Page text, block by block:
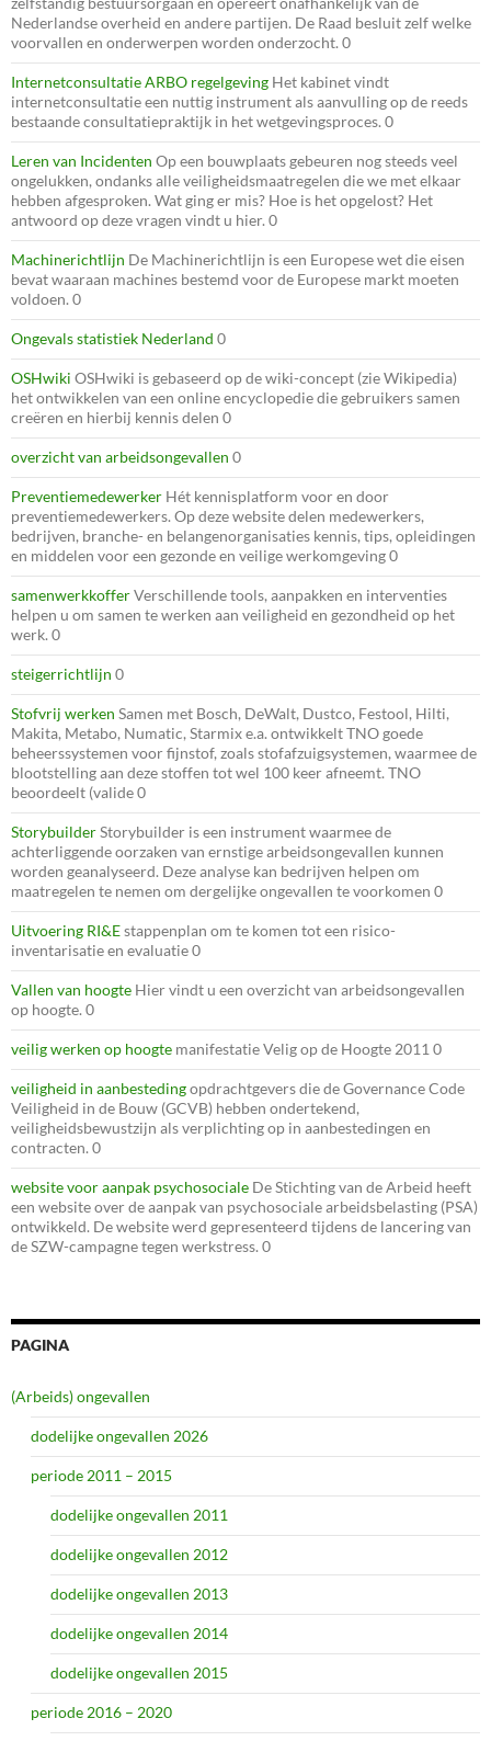
Nederlandse overheid en andere partijen. De Raad besluit zelf welke
voorvallen en onderwerpen worden onderzocht. 0
Internetconsultatie ARBO regelgeving Het kabinet vindt
internetconsultatie een nuttig instrument als aanvulling op de reeds
bestaande consultatiepraktijk in het wetgevingsproces. 0
Leren van Incidenten Op een bouwplaats gebeuren nog steeds veel
ongelukken, ondanks alle veiligheidsmaatregelen die we met elkaar
hebben afgesproken. Wat ging er mis? Hoe is het opgelost? Het
antwoord op deze vragen vindt u hier. 0
Machinerichtlijn De Machinerichtlijn is een Europese wet die eisen
bevat waaraan machines bestemd voor de Europese markt moeten
voldoen. 0
Ongevals statistiek Nederland 0
OSHwiki OSHwiki is gebaseerd op de wiki-concept (zie Wikipedia)
het ontwikkelen van een online encyclopedie die gebruikers samen
creëren en hierbij kennis delen 0
overzicht van arbeidsongevallen 0
Preventiemedewerker Hét kennisplatform voor en door
preventiemedewerkers. Op deze website delen medewerkers,
bedrijven, branche- en belangenorganisaties kennis, tips, opleidingen
en middelen voor een gezonde en veilige werkomgeving 0
samenwerkkofferVerschillende tools, aanpakken en interventies
helpen u om samen te werken aan veiligheid en gezondheid op het
werk. 0
steigerrichtlijn 0
Stofvrij werken Samen met Bosch, DeWalt, Dustco, Festool, Hilti,
Makita, Metabo, Numatic, Starmix e.a. ontwikkelt TNO goede
beheerssystemen voor fijnstof, zoals stofafzuigsystemen, waarmee de
blootstelling aan deze stoffen tot wel 100 keer afneemt. TNO
beoordeelt (valide 0
StorybuilderStorybuilder is een instrument waarmee de
achterliggende oorzaken van ernstige arbeidsongevallen kunnen
worden geanalyseerd. Deze analyse kan bedrijven helpen om
maatregelen te nemen om dergelijke ongevallen te voorkomen 0
Uitvoering RI&Estappenplan om te komen tot een risico-
inventarisatie en evaluatie 0
Vallen van hoogte Hier vindt u een overzicht van arbeidsongevallen
op hoogte. 0
veilig werken op hoogte manifestatie Velig op de Hoogte 2011 0
veiligheid in aanbestedingopdrachtgevers die de Governance Code
Veiligheid in de Bouw (GCVB) hebben ondertekend,
veiligheidsbewustzijn als verplichting op in aanbestedingen en
contracten. 0
website voor aanpak psychosociale De Stichting van de Arbeid heeft
een website over de aanpak van psychosociale arbeidsbelasting (PSA)
ontwikkeld. De website werd gepresenteerd tijdens de lancering van
de SZW-campagne tegen werkstress. 0
PAGINA
(Arbeids) ongevallen
dodelijke ongevallen 2026
periode 2011 – 2015
dodelijke ongevallen 2011
dodelijke ongevallen 2012
dodelijke ongevallen 2013
dodelijke ongevallen 2014
dodelijke ongevallen 2015
periode 2016 – 2020